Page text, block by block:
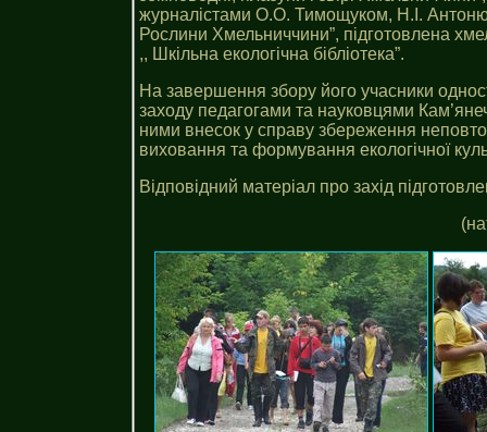
журналістами О.О. Тимощуком, Н.І.
Рослини Хмельниччини”, підготовлена
,, Шкільна екологічна бібліотека”.
На завершення збору його учасники
заходу педагогами та науковцями
ними внесок у справу збереження
виховання та формування екологічної
Відповідний матеріал про захід